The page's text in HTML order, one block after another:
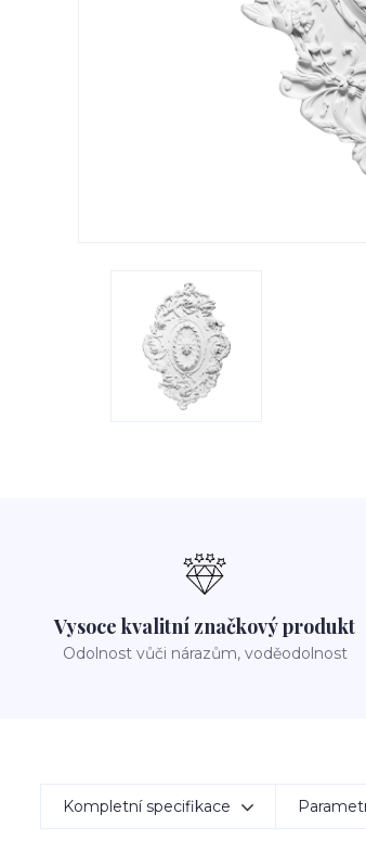
Vysoce kvalitní značkový produkt
Odolnost vůči nárazům, voděodolnost
Kompletní specifikace